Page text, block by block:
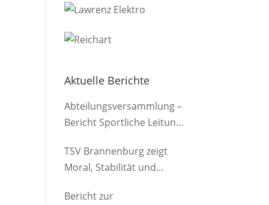
Aktuelle Berichte
Abteilungsversammlung –
Bericht Sportliche Leitung
TSV Brannenburg zeigt
Moral, Stabilität und
Bericht zur